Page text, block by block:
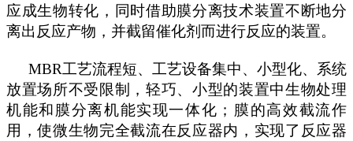
应成生物转化，同时借助膜分离技术装置不断地分
离出反应产物，并截留催化剂而进行反应的装置。
MBR工艺流程短、工艺设备集中、小型化、系统
放置场所不受限制，轻巧、小型的装置中生物处理
机能和膜分离机能实现一体化；膜的高效截流作
用，使微生物完全截流在反应器内，实现了反应器